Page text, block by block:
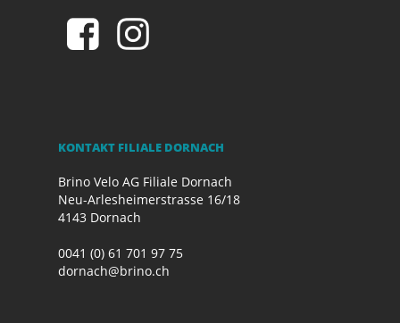
KONTAKT FILIALE DORNACH
Brino Velo AG Filiale Dornach
Neu-Arlesheimerstrasse 16/18
4143 Dornach
0041 (0) 61 701 97 75
dornach@brino.ch